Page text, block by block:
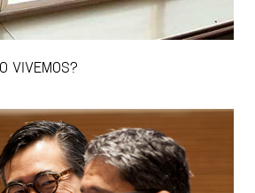
VIVEMOS?